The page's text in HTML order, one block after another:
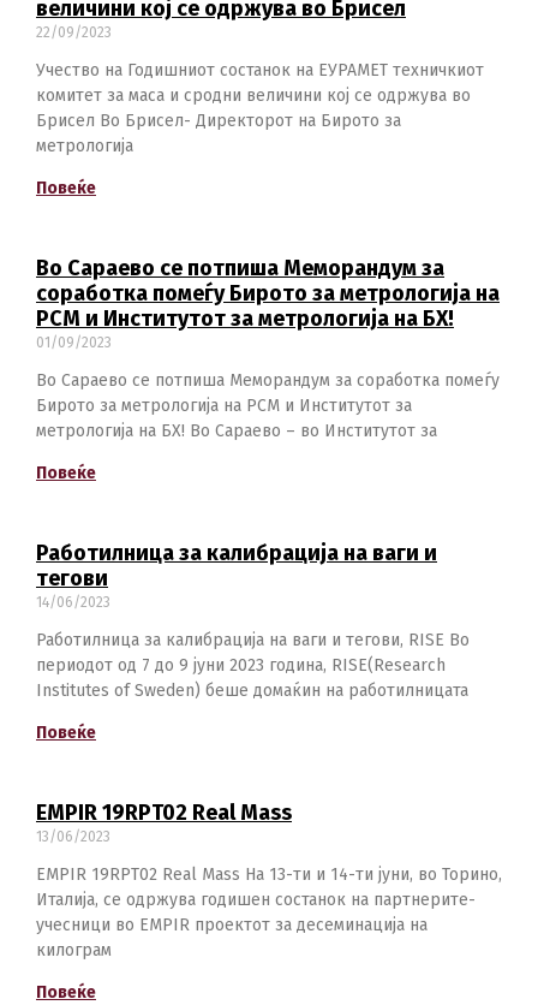
величини кој се одржува во Брисел
22/09/2023
Учество на Годишниот состанок на ЕУРАМЕТ техничкиот
комитет за маса и сродни величини кој се одржува во
Брисел Во Брисел- Директорот на Бирото за
метрологија
Повеќе
Во Сараево се потпиша Меморандум за
соработка помеѓу Бирото за метрологија на
РСМ и Институтот за метрологија на БХ!
01/09/2023
Во Сараево се потпиша Меморандум за соработка помеѓу
Бирото за метрологија на РСМ и Институтот за
метрологија на БХ! Во Сараево – во Институтот за
Повеќе
Работилница за калибрација на ваги и
тегови
14/06/2023
Работилница за калибрација на ваги и тегови, RISE Во
периодот од 7 до 9 јуни 2023 година, RISE(Research
Institutes of Sweden) беше домаќин на работилницата
Повеќе
EMPIR 19RPT02 Real Mass
13/06/2023
EMPIR 19RPT02 Real Mass На 13-ти и 14-ти јуни, во Торино,
Италија, се одржува годишен состанок на партнерите-
учесници во EMPIR проектот за десеминација на
килограм
Повеќе
македонски Albanian